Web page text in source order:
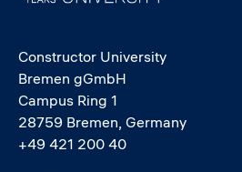
Constructor University
Bremen gGmbH
Campus Ring 1
28759 Bremen, Germany
+49 421 200 40